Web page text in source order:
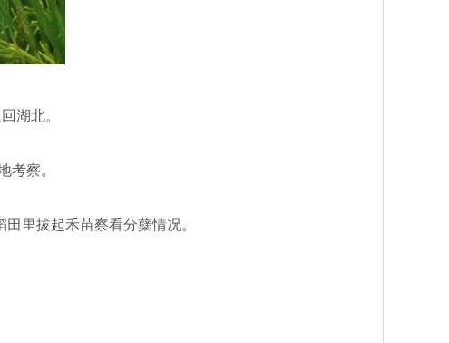
湖北。
考察。
里拔起禾苗察看分蘖情况。